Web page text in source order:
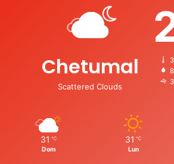
Chetumal
Scattered Clouds
31 ℃
Dom
31 ℃
Lun